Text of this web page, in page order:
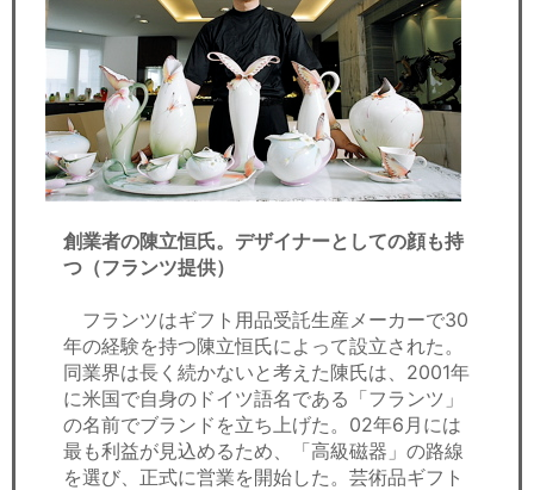
創業者の陳立恒氏。デザイナーとしての顔も持
つ（フランツ提供）
フランツはギフト用品受託生産メーカーで30
年の経験を持つ陳立恒氏によって設立された。
同業界は長く続かないと考えた陳氏は、2001年
に米国で自身のドイツ語名である「フランツ」
の名前でブランドを立ち上げた。02年6月には
最も利益が見込めるため、「高級磁器」の路線
を選び、正式に営業を開始した。芸術品ギフト